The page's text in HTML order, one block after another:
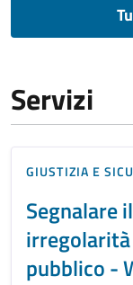
Servizi
GIUSTIZIA E
Segnalare
pubblico -